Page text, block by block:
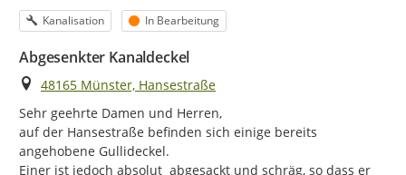
Kategorie
Kanalisation Status
In Bearbeitung
Abgesenkter Kanaldeckel
Ort
48165 Münster, Hansestraße
Sehr geehrte Damen und Herren,
auf der Hansestraße befinden sich einige bereits
angehobene Gullideckel.
Einer ist jedoch absolut  abgesackt und schräg, so dass er